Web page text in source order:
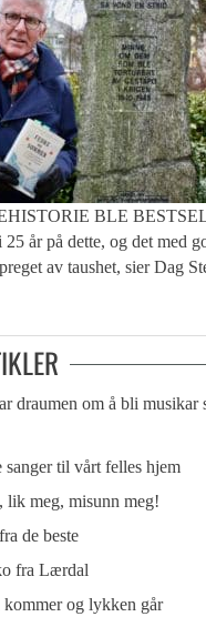
BLE
år på dette, og det med
av taushet, sier Dag
draumen om å bli musikar
sanger til vårt felles hjem
lik meg, misunn meg!
de beste
fra Lærdal
og lykken går